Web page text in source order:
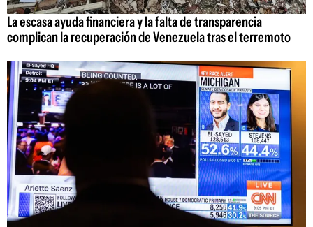
La escasa ayuda financiera y la falta de transparencia
complican la recuperación de Venezuela tras el terremoto